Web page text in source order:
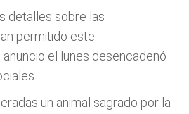
detalles sobre las
permitido este
el lunes desencadenó
un animal sagrado por la